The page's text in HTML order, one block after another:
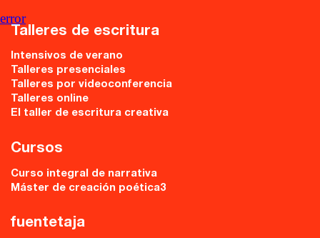
error
Talleres de escritura
Intensivos de verano
Talleres presenciales
Talleres por videoconferencia
Talleres online
El taller de escritura creativa
Cursos
Curso integral de narrativa
Máster de creación poética3
fuentetaja